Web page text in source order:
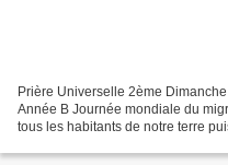
Prière Universelle 2ème
Année B Journée mondiale du
tous les habitants de notre terre